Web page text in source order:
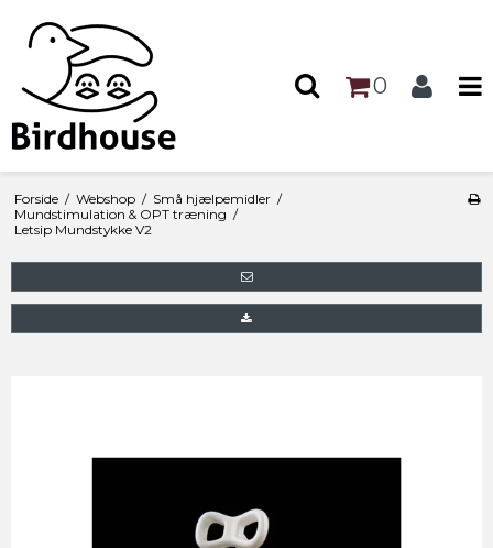
0
Forside / Webshop / Små hjælpemidler /
Mundstimulation & OPT træning /
Letsip Mundstykke V2